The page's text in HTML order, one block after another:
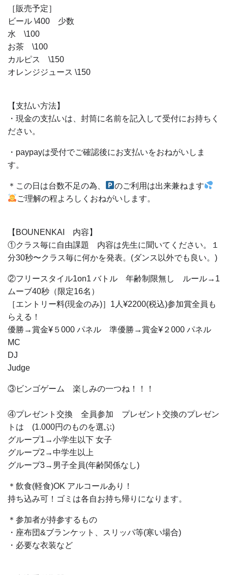
［販売予定］
ビール \400 少数
水 \100
お茶 \100
カルピス \150
オレンジジュース \150
【支払い方法】
・現金の支払いは、封筒に名前を記入して受付にお持ちく
ださい。
・paypayは受付でご確認後にお支払いをおねがいしま
す。
＊この日は台数不足の為、
のご利用は出来兼ねます
ご理解の程よろしくおねがいします。‍
【BOUNENKAI 内容】
①クラス毎に自由課題 内容は先生に聞いてください。１
分30秒〜クラス毎に何かを発表。(ダンス以外でも良い。)
②フリースタイル1on1 バトル 年齢制限無し ルール→1
ムーブ40秒（限定16名）
［エントリー料(現金のみ)］1人¥2200(税込)参加賞全員も
らえる！
優勝→賞金¥５000 パネル 準優勝→賞金¥２000 パネル
MC
DJ
Judge
③ビンゴゲーム 楽しみの一つね！！！
④プレゼント交換 全員参加 プレゼント交換のプレゼン
トは (1.000円のものを選ぶ)
グループ1→小学生以下 女子
グループ2→中学生以上
グループ3→男子全員(年齢関係なし)
＊飲食(軽食)OK アルコールあり！
持ち込み可！ゴミは各自お持ち帰りになります。
＊参加者が持参するもの
・座布団&ブランケット、スリッパ等(寒い場合)
・必要な衣装など